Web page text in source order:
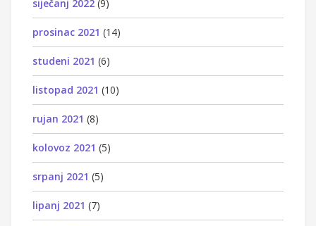
siječanj 2022 (9)
prosinac 2021 (14)
studeni 2021 (6)
listopad 2021 (10)
rujan 2021 (8)
kolovoz 2021 (5)
srpanj 2021 (5)
lipanj 2021 (7)